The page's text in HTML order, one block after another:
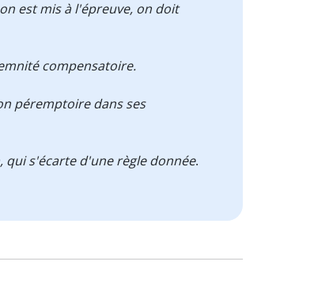
est mis à l'épreuve, on doit
compensatoire.
péremptoire dans ses
qui s'écarte d'une règle donnée.